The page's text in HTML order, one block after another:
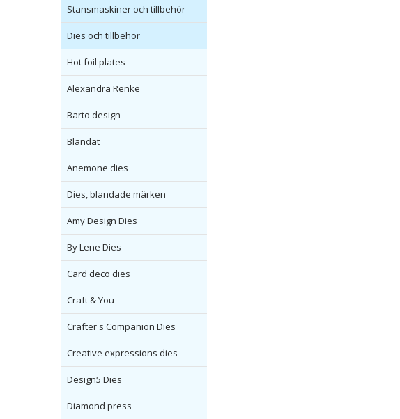
Stansmaskiner och tillbehör
Dies och tillbehör
Hot foil plates
Alexandra Renke
Barto design
Blandat
Anemone dies
Dies, blandade märken
Amy Design Dies
By Lene Dies
Card deco dies
Craft & You
Crafter's Companion Dies
Creative expressions dies
Design5 Dies
Diamond press